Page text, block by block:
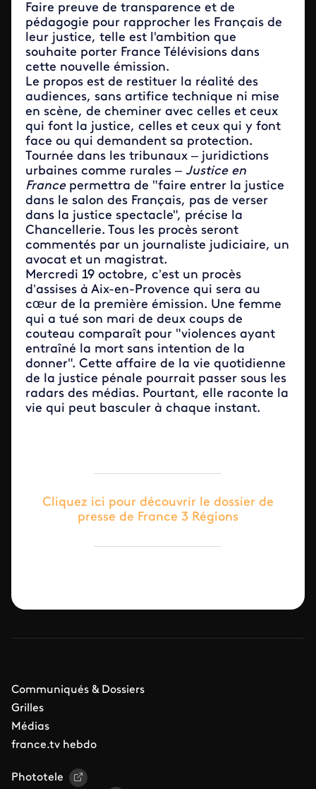
Faire preuve de transparence et de
pédagogie pour rapprocher les Français de
leur justice, telle est l'ambition que
souhaite porter France Télévisions dans
cette nouvelle émission.
Le propos est de restituer la réalité des
audiences, sans artifice technique ni mise
en scène, de cheminer avec celles et ceux
qui font la justice, celles et ceux qui y font
face ou qui demandent sa protection.
Tournée dans les tribunaux – juridictions
urbaines comme rurales – Justice en
Francepermettra de "faire entrer la justice
dans le salon des Français, pas de verser
dans la justice spectacle", précise la
Chancellerie. Tous les procès seront
commentés par un journaliste judiciaire, un
avocat et un magistrat.
Mercredi 19 octobre, c’est un procès
d’assises à Aix-en-Provence qui sera au
cœur de la première émission. Une femme
qui a tué son mari de deux coups de
couteau comparaît pour "violences ayant
entraîné la mort sans intention de la
donner". Cette affaire de la vie quotidienne
de la justice pénale pourrait passer sous les
radars des médias. Pourtant, elle raconte la
vie qui peut basculer à chaque instant.
Cliquez ici pour découvrir le dossier de
presse de France 3 Régions
Communiqués & Dossiers
Grilles
Médias
france.tv hebdo
Phototele